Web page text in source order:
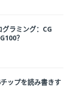
ラミング：CG
？
ップを読み書きす